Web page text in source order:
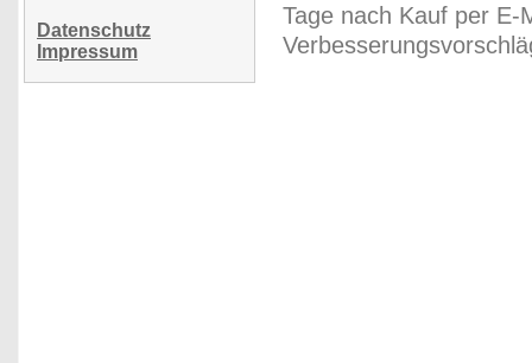
Datenschutz
Impressum
Tage nach Kauf per E-